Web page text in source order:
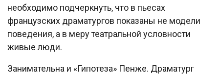
необходимо подчеркнуть, что в пьесах
французских драматургов показаны не модели
поведения, а в меру театральной условности
живые люди.
Занимательна и «Гипотеза» Пенже. Драматург